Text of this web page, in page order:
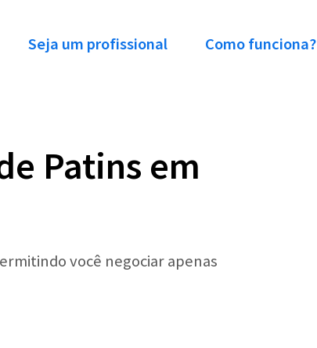
Seja um profissional Como funciona?
Patins em
você negociar apenas